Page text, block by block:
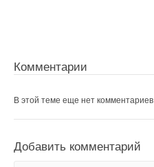
Комментарии
В этой теме еще нет комментариев
Добавить комментарий